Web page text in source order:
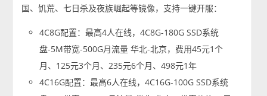
国、饥荒、七日杀及夜族崛起等镜像，支持一键开服：
4C8G配置：最高4人在线，4C8G-180G SSD系统
盘-5M带宽-500G月流量 华北-北京，费用45元1个
月、125元3个月、235元6个月、498元1年
4C16G配置：最高6人在线，4C16G-100G SSD系统